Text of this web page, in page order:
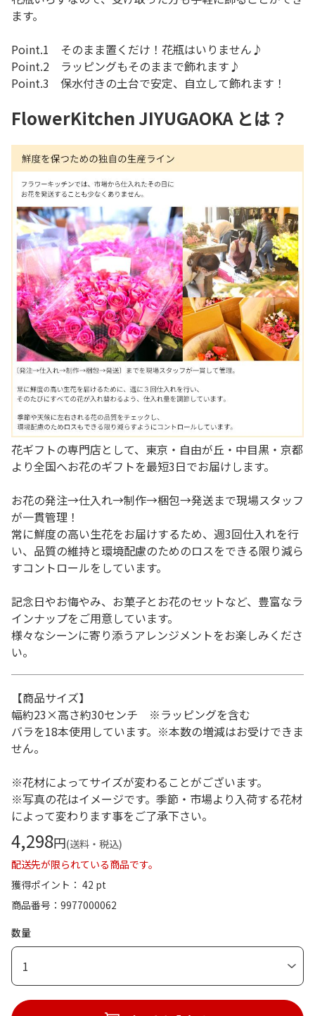
ます。
Point.1 そのまま置くだけ！花瓶はいりません♪
Point.2 ラッピングもそのままで飾れます♪
Point.3 保水付きの土台で安定、自立して飾れます！
FlowerKitchen JIYUGAOKA とは？
花ギフトの専門店として、東京・自由が丘・中目黒・京都
より全国へお花のギフトを最短3日でお届けします。
お花の発注→仕入れ→制作→梱包→発送まで現場スタッフ
が一貫管理！
常に鮮度の高い生花をお届けするため、週3回仕入れを行
い、品質の維持と環境配慮のためのロスをできる限り減ら
すコントロールをしています。
記念日やお悔やみ、お菓子とお花のセットなど、豊富なラ
インナップをご用意しています。
様々なシーンに寄り添うアレンジメントをお楽しみくださ
い。
【商品サイズ】
幅約23×高さ約30センチ ※ラッピングを含む
バラを18本使用しています。※本数の増減はお受けできま
せん。
※花材によってサイズが変わることがございます。
※写真の花はイメージです。季節・市場より入荷する花材
によって変わります事をご了承下さい。
4,298円(送料・税込)
配送先が限られている商品です。
獲得ポイント： 42 pt
商品番号
9977000062
数量
1